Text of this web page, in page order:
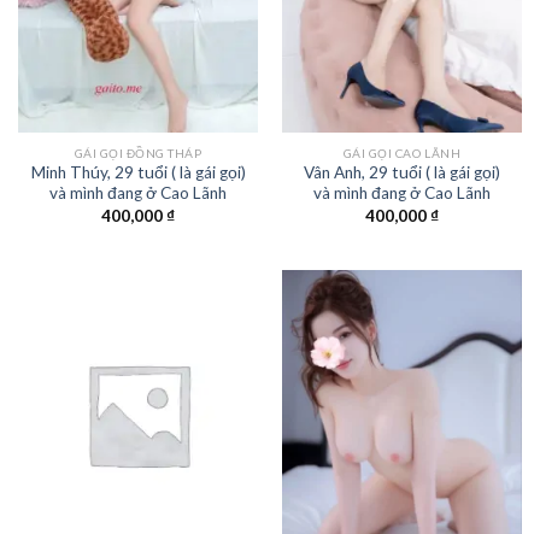
GÁI GỌI ĐỒNG THÁP
Minh Thúy, 29 tuổi ( là gái gọi)
và mình đang ở Cao Lãnh
400,000₫
GÁI GỌI CAO LÃNH
Vân Anh, 29 tuổi ( là gái gọi)
và mình đang ở Cao Lãnh
400,000₫